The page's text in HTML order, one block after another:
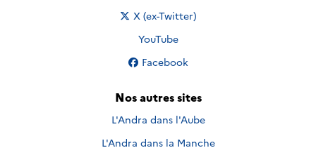
Nous suivre sur
X (ex-Twitter)
Nous suivre sur
YouTube
Nous suivre sur
Facebook
Nos autres sites
L'Andra dans l'Aube
L'Andra dans la Manche